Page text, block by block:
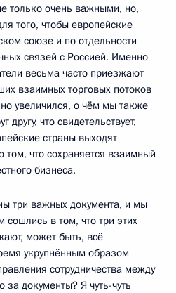
только очень важными, но,
того, чтобы европейские
союзе и по отдельности
связей с Россией. Именно
весьма часто приезжают
взаимных торговых потоков
увеличился, о чём мы также
другу, что свидетельствует,
страны выходят
том, что сохраняется взаимный
бизнеса.
три важных документа, и мы
в том, что три этих
может быть, всё
укрупнённым образом
сотрудничества между
за документы? Я чуть-чуть